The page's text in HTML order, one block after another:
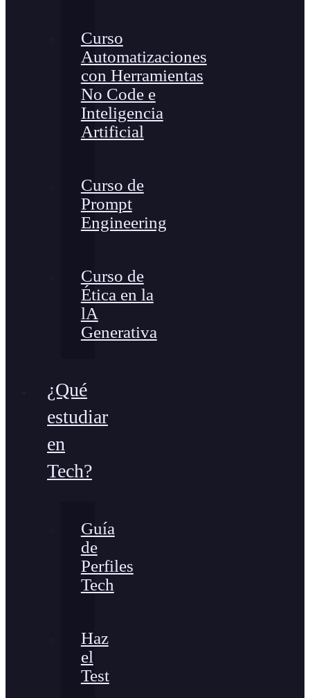
Curso
Automatizaciones
con Herramientas
No Code e
Inteligencia
Artificial
Curso de
Prompt
Engineering
Curso de
Ética en la
lA
Generativa
¿Qué
estudiar
en
Tech?
Guía
de
Perfiles
Tech
Haz
el
Test